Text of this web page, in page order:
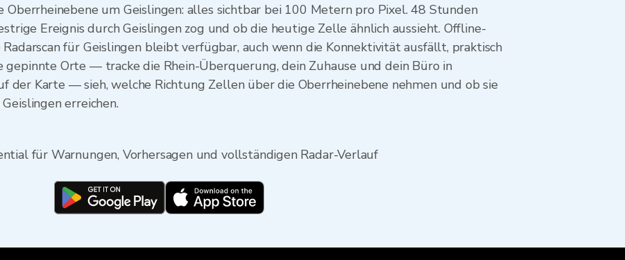
Oberrheinebene um Geislingen: alles sichtbar bei 100 Metern pro Pixel. 48 Stunden
Ereignis durch Geislingen zog und ob die heutige Zelle ähnlich aussieht. Offline-
für Geislingen bleibt verfügbar, auch wenn die Konnektivität ausfällt, praktisch
gepinnte Orte — tracke die Rhein-Überquerung, dein Zuhause und dein Büro in
der Karte — sieh, welche Richtung Zellen über die Oberrheinebene nehmen und ob sie
erreichen.
für Warnungen, Vorhersagen und vollständigen Radar-Verlauf